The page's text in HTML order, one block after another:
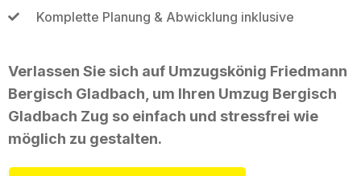
Komplette Planung & Abwicklung inklusive
Verlassen Sie sich auf Umzugskönig Friedmann
Bergisch Gladbach, um Ihren Umzug Bergisch
Gladbach Zug so einfach und stressfrei wie
möglich zu gestalten.